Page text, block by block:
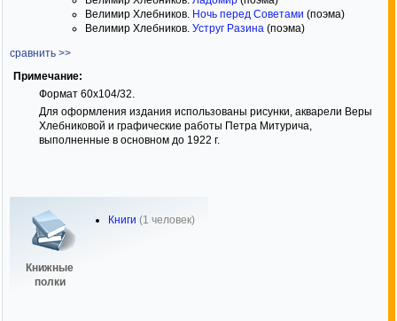
Велимир Хлебников. Ночь перед Советами (поэма)
Велимир Хлебников. Уструг Разина (поэма)
сравнить >>
Примечание:
Формат 60x104/32.
Для оформления издания использованы рисунки, акварели Веры
Хлебниковой и графические работы Петра Митурича,
выполненные в основном до 1922 г.
Книжные
полки
Книги (1 человек)